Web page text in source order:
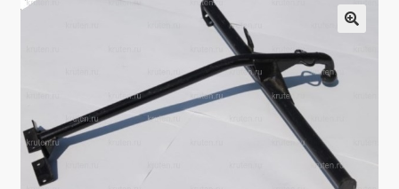
Политика в отношении обработки персональных
Производители
Юридические данные